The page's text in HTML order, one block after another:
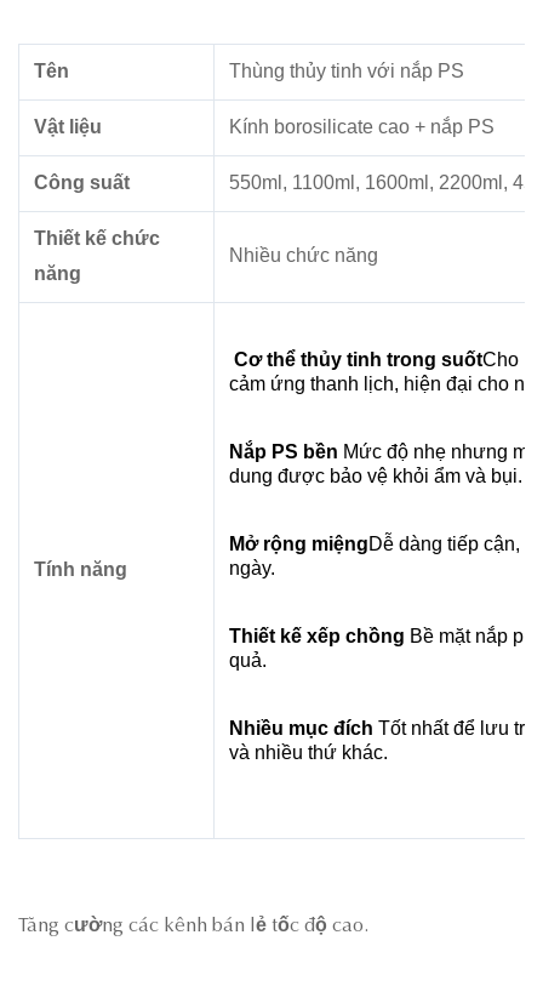
Tên Thùng thủy tinh với nắp PS
Vật liệu Kính borosilicate cao + nắp PS
Công suất 550ml, 1100ml, 1600ml, 2200ml,
Thiết kế chức
năng
Nhiều chức năng
Tính năng
Cơ thể thủy tinh trong suốtCho
cảm ứng thanh lịch, hiện đại cho
Nắp PS bền
Mức độ nhẹ nhưng
dung được bảo vệ khỏi ẩm và bụi.
Mở rộng miệngDễ dàng tiếp cận,
ngày.
Thiết kế xếp chồng
Bề mặt nắp
quả.
Nhiều mục đích Tốt nhất để lưu
và nhiều thứ khác.
Tăng cường các kênh bán lẻ tốc độ cao.